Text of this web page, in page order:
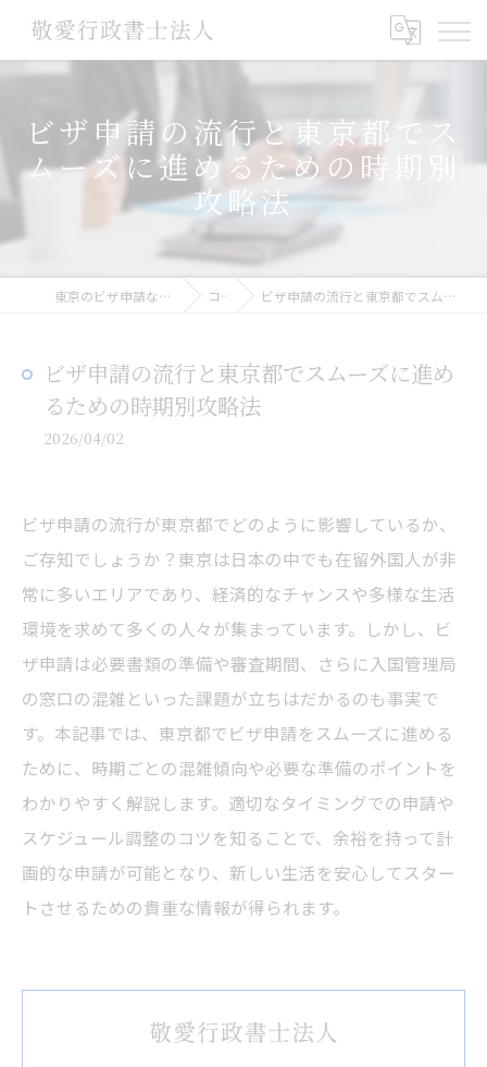
ビザ申請の流行と東京都でス
ムーズに進めるための時期別
攻略法
東京のビザ申請なら敬愛行政書士法人 コラム ビザ申請の流行と東京都でスムーズに進めるための時期別攻略法
ビザ申請の流行と東京都でスムーズに進め
るための時期別攻略法
2026/04/02
ビザ申請の流行が東京都でどのように影響しているか、
ご存知でしょうか？東京は日本の中でも在留外国人が非
常に多いエリアであり、経済的なチャンスや多様な生活
環境を求めて多くの人々が集まっています。しかし、ビ
ザ申請は必要書類の準備や審査期間、さらに入国管理局
の窓口の混雑といった課題が立ちはだかるのも事実で
す。本記事では、東京都でビザ申請をスムーズに進める
ために、時期ごとの混雑傾向や必要な準備のポイントを
わかりやすく解説します。適切なタイミングでの申請や
スケジュール調整のコツを知ることで、余裕を持って計
画的な申請が可能となり、新しい生活を安心してスター
トさせるための貴重な情報が得られます。